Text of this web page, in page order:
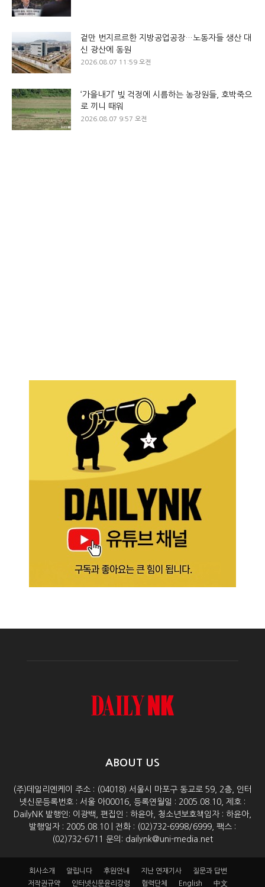
겉만 번지르르한 지방공업공장…노동자들 생산 대
신 광산에 동원
2026.08.07 11:59 오전
‘가을내기’ 빚 걱정에 시름하는 농장원들, 호박죽으
로 끼니 때워
2026.08.07 9:57 오전
ABOUT US
(주)데일리엔케이 주소 : (04018) 서울시 마포구 동교로 59, 2층, 인터
넷신문등록번호 : 서울 아00016, 등록연월일 : 2005.08.10, 제호 :
DailyNK 발행인: 이광백, 편집인 : 하윤아, 청소년보호책임자 : 하윤아,
발행일자 : 2005.08.10 | 전화 : (02)732-6998/6999, 팩스 :
(02)732-6711 문의: dailynk@uni-media.net
회사소개 알립니다 후원안내 지난 연재기사
질문과 답변
저작권규약
인터넷신문윤리강령 협력단체 English 中文